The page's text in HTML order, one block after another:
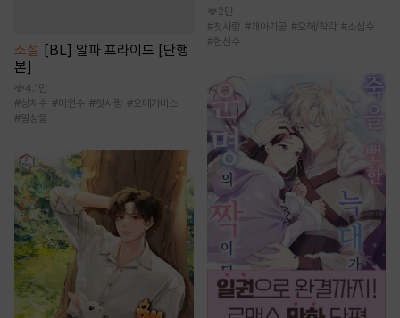
소설 [BL] 알파 프라이드 [단행
본]
4.1만
#상처수 #미인수 #첫사랑 #오메가버스
#일상물
2만
#첫사랑 #개아가공 #오해/착각 #소심수
#헌신수